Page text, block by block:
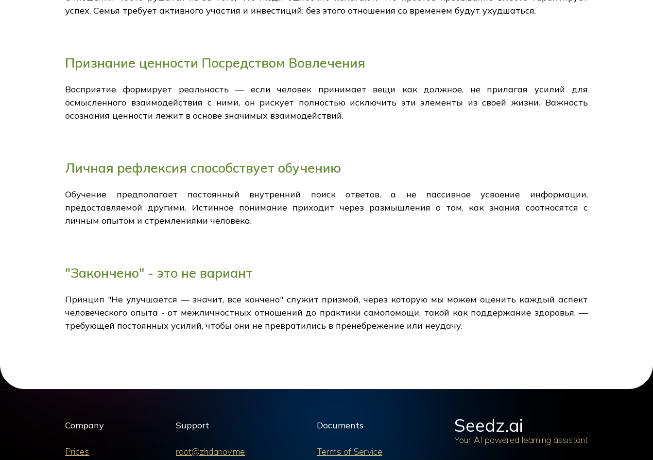
успех. Семья требует активного участия и инвестиций; без этого отношения со временем будут ухудшаться.
Признание ценности Посредством Вовлечения
Восприятие формирует реальность — если человек принимает вещи как должное, не прилагая усилий для
осмысленного взаимодействия с ними, он рискует полностью исключить эти элементы из своей жизни. Важность
осознания ценности лежит в основе значимых взаимодействий.
Личная рефлексия способствует обучению
Обучение предполагает постоянный внутренний поиск ответов, а не пассивное усвоение информации,
предоставляемой другими. Истинное понимание приходит через размышления о том, как знания соотносятся с
личным опытом и стремлениями человека.
"Закончено" - это не вариант
Принцип "Не улучшается — значит, все кончено" служит призмой, через которую мы можем оценить каждый аспект
человеческого опыта - от межличностных отношений до практики самопомощи, такой как поддержание здоровья, —
требующей постоянных усилий, чтобы они не превратились в пренебрежение или неудачу.
Company
Prices
Support
root@zhdanov.me
Documents
Terms of Service
Seedz.ai
Your AI powered learning assistant